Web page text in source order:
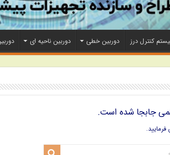
کنترل درز دوربین خطی دوربین ناحیه ای
جابجا شده است.